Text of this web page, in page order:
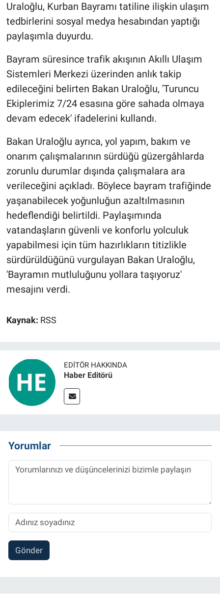
Uraloğlu, Kurban Bayramı tatiline ilişkin ulaşım
tedbirlerini sosyal medya hesabından yaptığı
paylaşımla duyurdu.
Bayram süresince trafik akışının Akıllı Ulaşım
Sistemleri Merkezi üzerinden anlık takip
edileceğini belirten Bakan Uraloğlu, 'Turuncu
Ekiplerimiz 7/24 esasına göre sahada olmaya
devam edecek' ifadelerini kullandı.
Bakan Uraloğlu ayrıca, yol yapım, bakım ve
onarım çalışmalarının sürdüğü güzergâhlarda
zorunlu durumlar dışında çalışmalara ara
verileceğini açıkladı. Böylece bayram trafiğinde
yaşanabilecek yoğunluğun azaltılmasının
hedeflendiği belirtildi. Paylaşımında
vatandaşların güvenli ve konforlu yolculuk
yapabilmesi için tüm hazırlıkların titizlikle
sürdürüldüğünü vurgulayan Bakan Uraloğlu,
'Bayramın mutluluğunu yollara taşıyoruz'
mesajını verdi.
Kaynak: RSS
EDITÖR HAKKINDA
Haber Editörü
Yorumlar
Gönder
Bölge